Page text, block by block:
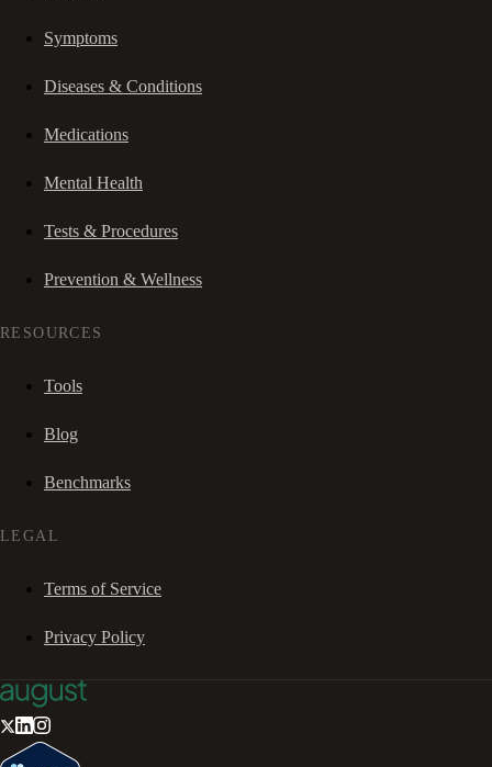
Symptoms
Diseases & Conditions
Medications
Mental Health
Tests & Procedures
Prevention & Wellness
RESOURCES
Tools
Blog
Benchmarks
LEGAL
Terms of Service
Privacy Policy